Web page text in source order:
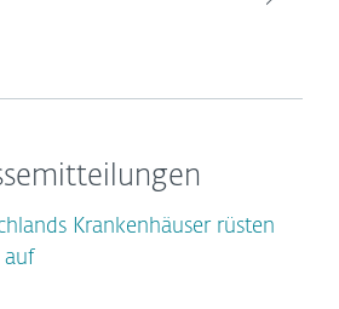
Krankenhäuser rüsten
auf